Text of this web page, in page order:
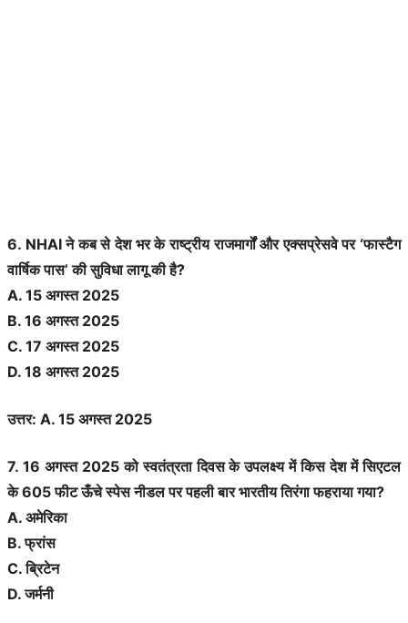
6. NHAI ने कब से देश भर के राष्ट्रीय राजमार्गों और एक्सप्रेसवे पर ‘फास्टैग
वार्षिक पास’ की सुविधा लागू की है?
A. 15 अगस्त 2025
B. 16 अगस्त 2025
C. 17 अगस्त 2025
D. 18 अगस्त 2025
उत्तर: A. 15 अगस्त 2025
7. 16 अगस्त 2025 को स्वतंत्रता दिवस के उपलक्ष्य में किस देश में सिएटल
के 605 फीट ऊँचे स्पेस नीडल पर पहली बार भारतीय तिरंगा फहराया गया?
A. अमेरिका
B. फ्रांस
C. ब्रिटेन
D. जर्मनी